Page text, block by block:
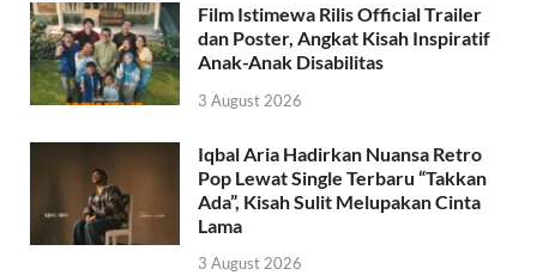
Film Istimewa Rilis Official Trailer
dan Poster, Angkat Kisah Inspiratif
Anak-Anak Disabilitas
3 August 2026
Iqbal Aria Hadirkan Nuansa Retro
Pop Lewat Single Terbaru “Takkan
Ada”, Kisah Sulit Melupakan Cinta
Lama
3 August 2026